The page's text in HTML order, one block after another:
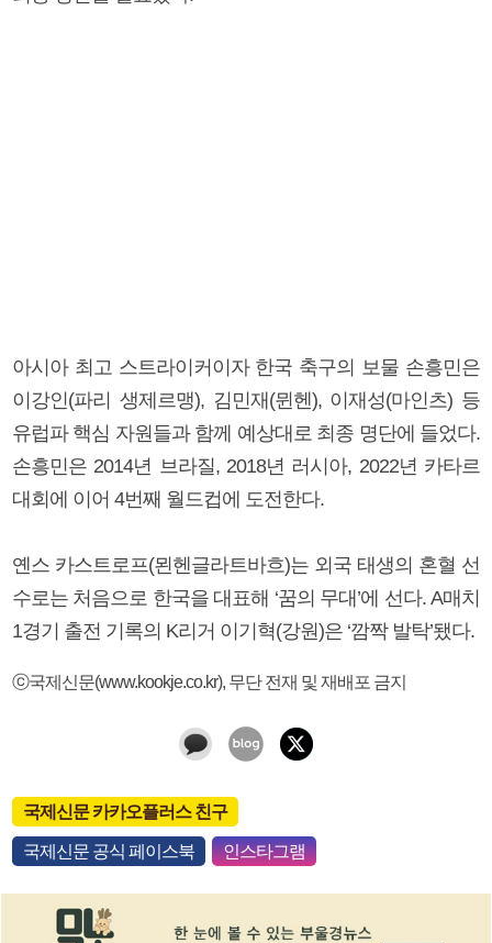
아시아 최고 스트라이커이자 한국 축구의 보물 손흥민은
이강인(파리 생제르맹), 김민재(뮌헨), 이재성(마인츠) 등
유럽파 핵심 자원들과 함께 예상대로 최종 명단에 들었다.
손흥민은 2014년 브라질, 2018년 러시아, 2022년 카타르
대회에 이어 4번째 월드컵에 도전한다.
옌스 카스트로프(묀헨글라트바흐)는 외국 태생의 혼혈 선
수로는 처음으로 한국을 대표해 ‘꿈의 무대’에 선다. A매치
1경기 출전 기록의 K리거 이기혁(강원)은 ‘깜짝 발탁’됐다.
ⓒ국제신문(www.kookje.co.kr), 무단 전재 및 재배포 금지
국제신문 카카오플러스 친구
국제신문 공식 페이스북 인스타그램